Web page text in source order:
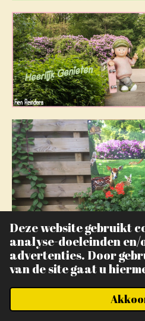
Deze website gebruikt
analyse-doeleinden
advertenties. Door
van de site gaat u